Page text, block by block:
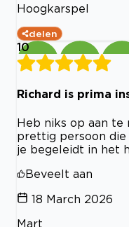
Hoogkarspel
delen
10
Richard is prima
Heb niks op aan te
prettig persoon die
je begeleidt in het
Beveelt aan
18 March 2026
Mart